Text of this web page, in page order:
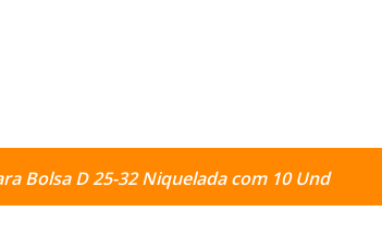
Bolsa D 25-32 Niquelada com 10 Und